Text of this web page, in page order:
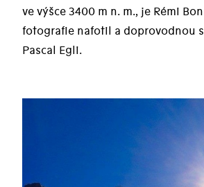
ve výšce 3400 m n. m., je Rémi
fotografie nafotil a doprovodnou
Pascal Egli.